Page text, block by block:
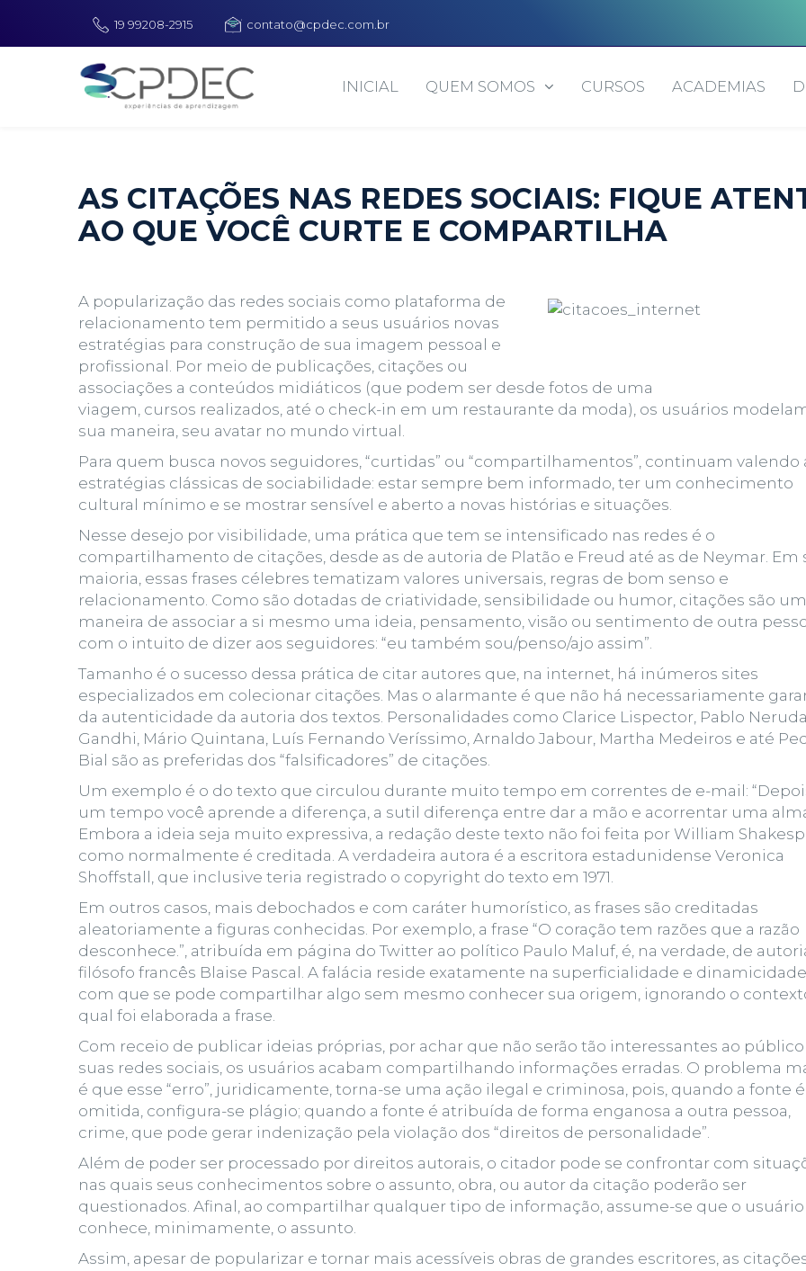
19 99208-2915 contato@cpdec.com.br
INICIAL QUEM SOMOS CURSOS ACADEMIAS
AS CITAÇÕES NAS REDES SOCIAIS: FIQUE
AO QUE VOCÊ CURTE E COMPARTILHA
A popularização das redes sociais como plataforma de
relacionamento tem permitido a seus usuários novas
estratégias para construção de sua imagem pessoal e
profissional . Por meio de publicações, citações ou
associações a conteúdos midiáticos (que podem ser desde fotos de uma
viagem, cursos realizados, até o check-in em um restaurante da moda), os usuários
sua maneira, seu avatar no mundo virtual.
Para quem busca novos seguidores, “curtidas” ou “compartilhamentos”, continuam valendo
estratégias clássicas de sociabilidade: estar sempre bem informado, ter um conhecimento
cultural mínimo e se mostrar sensível e aberto a novas histórias e situações.
Nesse desejo por visibilidade, uma prática que tem se intensificado nas redes é o
compartilhamento de citações, desde as de autoria de Platão e Freud até as de Neymar. Em
maioria, essas frases célebres tematizam valores universais, regras de bom senso e
relacionamento. Como são dotadas de criatividade, sensibilidade ou humor, citações são
maneira de associar a si mesmo uma ideia, pensamento, visão ou sentimento de outra
com o intuito de dizer aos seguidores: “eu também sou/penso/ajo assim”.
Tamanho é o sucesso dessa prática de citar autores que, na internet, há inúmeros sites
especializados em colecionar citações. Mas o alarmante é que não há necessariamente
da autenticidade da autoria dos textos. Personalidades como Clarice Lispector, Pablo
Gandhi, Mário Quintana, Luís Fernando Veríssimo, Arnaldo Jabour, Martha Medeiros e até
Bial são as preferidas dos “falsificadores” de citações.
Um exemplo é o do texto que circulou durante muito tempo em correntes de e-mail:
um tempo você aprende a diferença, a sutil diferença entre dar a mão e acorrentar uma
Embora a ideia seja muito expressiva, a redação deste texto não foi feita por William
como normalmente é creditada. A verdadeira autora é a escritora estadunidense Veronica
Shoffstall, que inclusive teria registrado o copyright do texto em 1971.
Em outros casos, mais debochados e com caráter humorístico, as frases são creditadas
aleatoriamente a figuras conhecidas. Por exemplo, a frase “O coração tem razões que a razão
desconhece.”, atribuída em página do Twitter ao político Paulo Maluf, é, na verdade, de
filósofo francês Blaise Pascal. A falácia reside exatamente na superficialidade e dinamicidade
com que se pode compartilhar algo sem mesmo conhecer sua origem, ignorando o
qual foi elaborada a frase.
Com receio de publicar ideias próprias, por achar que não serão tão interessantes ao
suas redes sociais, os usuários acabam compartilhando informações erradas. O problema
é que esse “erro”, juridicamente, torna-se uma ação ilegal e criminosa, pois, quando a fonte é
omitida, configura-se plágio; quando a fonte é atribuída de forma enganosa a outra pessoa,
crime, que pode gerar indenização pela violação dos “direitos de personalidade”.
Além de poder ser processado por direitos autorais, o citador pode se confrontar com
nas quais seus conhecimentos sobre o assunto, obra, ou autor da citação poderão ser
questionados. Afinal, ao compartilhar qualquer tipo de informação, assume-se que o usuário
conhece, minimamente, o assunto.
Assim, apesar de popularizar e tornar mais acessíveis obras de grandes escritores, as